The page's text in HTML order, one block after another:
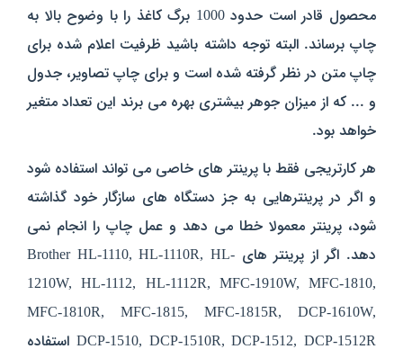
محصول قادر است حدود 1000 برگ کاغذ را با وضوح بالا به
چاپ برساند. البته توجه داشته باشید ظرفیت اعلام شده برای
چاپ متن در نظر گرفته شده است و برای چاپ تصاویر، جدول
و ... که از میزان جوهر بیشتری بهره می برند این تعداد متغیر
خواهد بود.
هر کارتریجی فقط با پرینتر های خاصی می تواند استفاده شود
و اگر در پرینترهایی به جز دستگاه های سازگار خود گذاشته
شود، پرینتر معمولا خطا می دهد و عمل چاپ را انجام نمی
دهد. اگر از پرینتر های Brother HL-1110, HL-1110R, HL-
1210W, HL-1112, HL-1112R, MFC-1910W, MFC-1810,
MFC-1810R, MFC-1815, MFC-1815R, DCP-1610W,
DCP-1510, DCP-1510R, DCP-1512, DCP-1512R استفاده